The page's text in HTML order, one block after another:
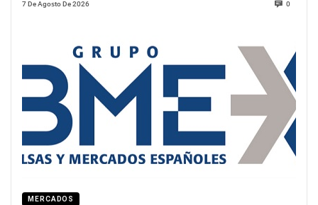
7 De Agosto De 2026 0
MERCADOS